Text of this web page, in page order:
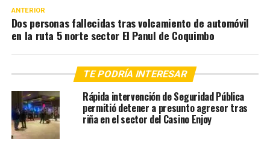
ANTERIOR
Dos personas fallecidas tras volcamiento de automóvil
en la ruta 5 norte sector El Panul de Coquimbo
TE PODRÍA INTERESAR
Rápida intervención de Seguridad Pública
permitió detener a presunto agresor tras
riña en el sector del Casino Enjoy